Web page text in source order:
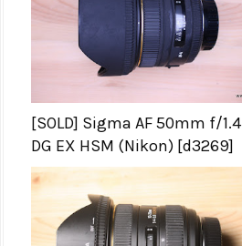
[SOLD] Sigma AF 50mm f/1.4
DG EX HSM (Nikon) [d3269]